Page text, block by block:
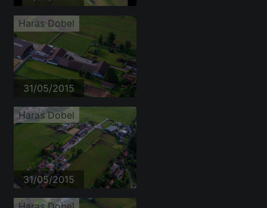
Haras Dobel
31/05/2015
Haras Dobel
31/05/2015